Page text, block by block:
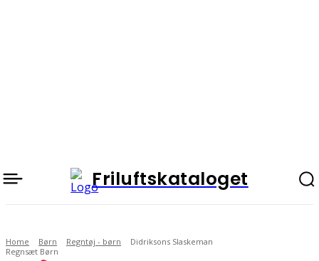
Friluftskataloget
Home Børn Regntøj - børn
Didriksons Slaskeman
Regnsæt Børn